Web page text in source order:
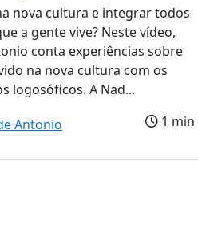
nova cultura e integrar todos
a gente vive? Neste vídeo,
conta experiências sobre
na nova cultura com os
logosóficos. A Nad...
Antonio
1 min